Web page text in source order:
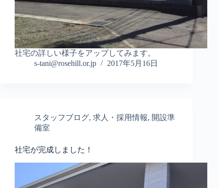
社宅の詳しい様子をアップしてみます。
s-tani@rosehill.or.jp
2017年5月16日
スタッフブログ, 求人・採用情報, 開設準
備室
社宅が完成しました！